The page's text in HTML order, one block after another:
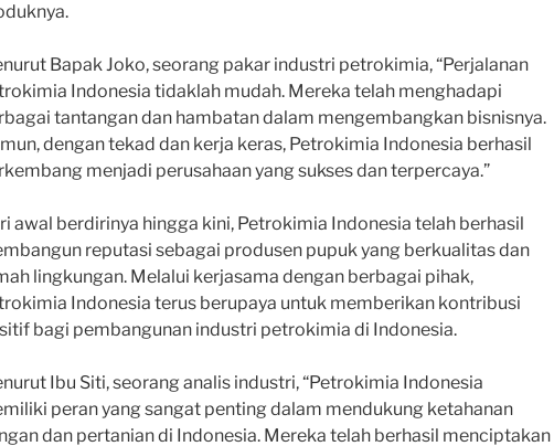
Bapak Joko, seorang pakar industri petrokimia, “Perjalanan
Indonesia tidaklah mudah. Mereka telah menghadapi
tantangan dan hambatan dalam mengembangkan bisnisnya.
dengan tekad dan kerja keras, Petrokimia Indonesia berhasil
menjadi perusahaan yang sukses dan terpercaya.”
awal berdirinya hingga kini, Petrokimia Indonesia telah berhasil
reputasi sebagai produsen pupuk yang berkualitas dan
lingkungan. Melalui kerjasama dengan berbagai pihak,
Indonesia terus berupaya untuk memberikan kontribusi
bagi pembangunan industri petrokimia di Indonesia.
Ibu Siti, seorang analis industri, “Petrokimia Indonesia
peran yang sangat penting dalam mendukung ketahanan
dan pertanian di Indonesia. Mereka telah berhasil menciptakan